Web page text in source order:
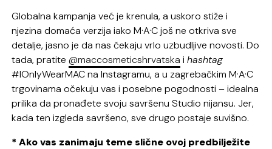
Globalna kampanja već je krenula, a uskoro stiže i
njezina domaća verzija iako M·A·C još ne otkriva sve
detalje, jasno je da nas čekaju vrlo uzbudljive novosti. Do
tada, pratite@maccosmeticshrvatska ihashtag
#IOnlyWearMAC na Instagramu, a u zagrebačkim M·A·C
trgovinama očekuju vas i posebne pogodnosti – idealna
prilika da pronađete svoju savršenu Studio nijansu. Jer,
kada ten izgleda savršeno, sve drugo postaje suvišno.
* Ako vas zanimaju teme slične ovoj predbilježite